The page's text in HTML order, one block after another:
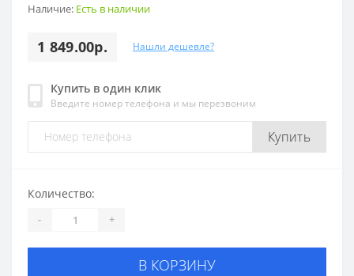
Наличие: Есть в наличии
1 849.00р. Нашли дешевле?
Купить в один клик
Введите номер телефона и мы перезвоним
Купить
Количество:
- +
В КОРЗИНУ